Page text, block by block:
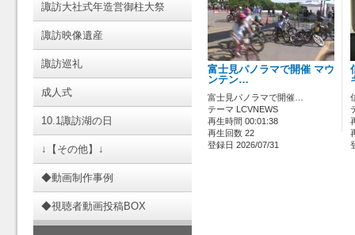
諏訪大社式年造営御柱大祭
諏訪映像遺産
諏訪巡礼
成人式
10.1諏訪湖の日
↓【その他】↓
◆動画制作事例
◆視聴者動画投稿BOX
富士見パノラマで開催 マウ
ンテン…
富士見パノラマで開催…
テーマ LCVNEWS
再生時間 00:01:38
再生回数 22
登録日 2026/07/31